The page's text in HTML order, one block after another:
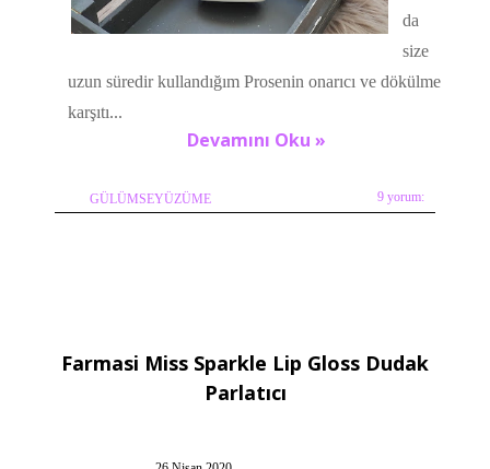
da
size
uzun süredir kullandığım Prosenin onarıcı ve dökülme
karşıtı...
Devamını Oku »
GÜLÜMSEYÜZÜME 9 yorum:
Farmasi Miss Sparkle Lip Gloss Dudak
Parlatıcı